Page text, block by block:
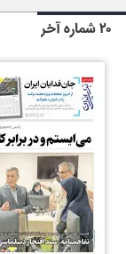
۲۰ شماره آخر